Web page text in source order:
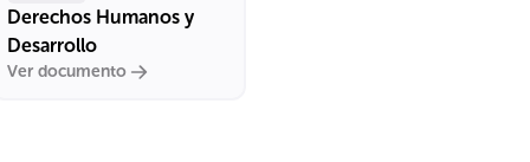
Derechos Humanos y
Desarrollo
Ver documento